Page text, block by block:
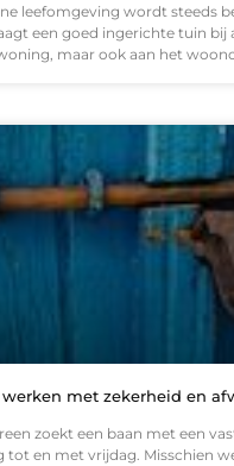
leefomgeving wordt steeds
een goed ingerichte tuin bij
maar ook aan het
werken met zekerheid en
zoekt een baan met een
tot en met vrijdag. Misschien